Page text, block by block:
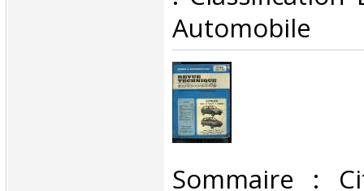
Automobile‎
‎Sommaire :